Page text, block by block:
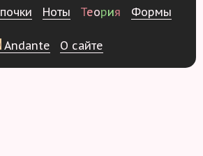
почки Ноты Теория Формы
Andante О сайте